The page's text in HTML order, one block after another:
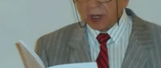
хазиран (июнь) по восточному
календарю), которую в 2025
с четверга на пятницу19 июня.